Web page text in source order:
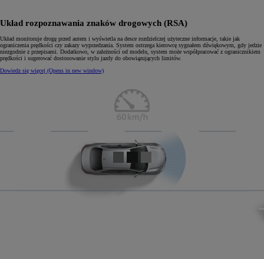
Układ rozpoznawania znaków drogowych (RSA)
Układ monitoruje drogę przed autem i wyświetla na desce rozdzielczej użyteczne informacje, takie jak
ograniczenia prędkości czy zakazy wyprzedzania. System ostrzega kierowcę sygnałem dźwiękowym, gdy jedzie
niezgodnie z przepisami. Dodatkowo, w zależności od modelu, system może współpracować z ogranicznikiem
prędkości i sugerować dostosowanie stylu jazdy do obowiązujących limitów.
Dowiedz się więcej (Opens in new window)